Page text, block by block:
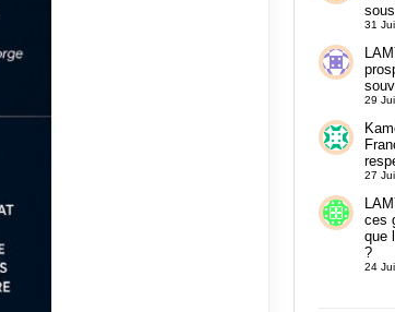
31
29
27
ces
que
?
24